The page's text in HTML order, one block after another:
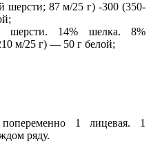
шерсти; 87 м/25 г) -300 (350-
шерсти. 14% шелка. 8%
м/25 г) — 50 г белой;
1 лицевая. 1
ряду.